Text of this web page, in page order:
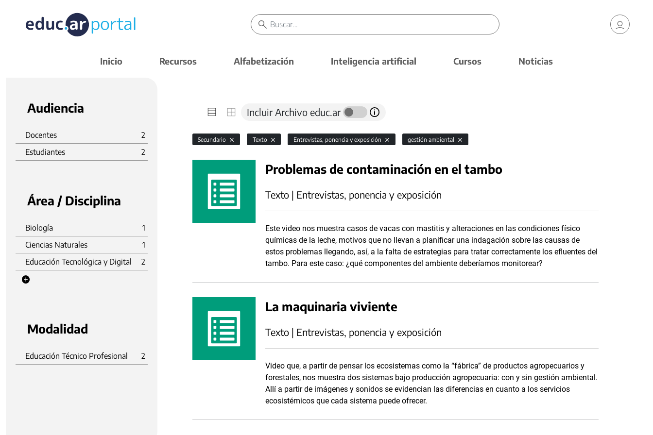
Inicio Recursos Alfabetización Inteligencia artificial Cursos Noticias
Audiencia
Docentes
2
Estudiantes
2
Área / Disciplina
Biología
1
Ciencias Naturales
1
Educación Tecnológica y Digital
2
Modalidad
Educación Técnico Profesional 2
Incluir Archivo educ.ar
Secundario Texto Entrevistas, ponencia y exposición gestión ambiental
Problemas de contaminación en el tambo
Texto | Entrevistas, ponencia y exposición
Este video nos muestra casos de vacas con mastitis y alteraciones en las condiciones físico
químicas de la leche, motivos que no llevan a planificar una indagación sobre las causas de
estos problemas llegando, así, a la falta de estrategias para tratar correctamente los efluentes del
tambo. Para este caso: ¿qué componentes del ambiente deberíamos monitorear?
La maquinaria viviente
Texto | Entrevistas, ponencia y exposición
Video que, a partir de pensar los ecosistemas como la “fábrica” de productos agropecuarios y
forestales, nos muestra dos sistemas bajo producción agropecuaria: con y sin gestión ambiental.
Allí a partir de imágenes y sonidos se evidencian las diferencias en cuanto a los servicios
ecosistémicos que cada sistema puede ofrecer.